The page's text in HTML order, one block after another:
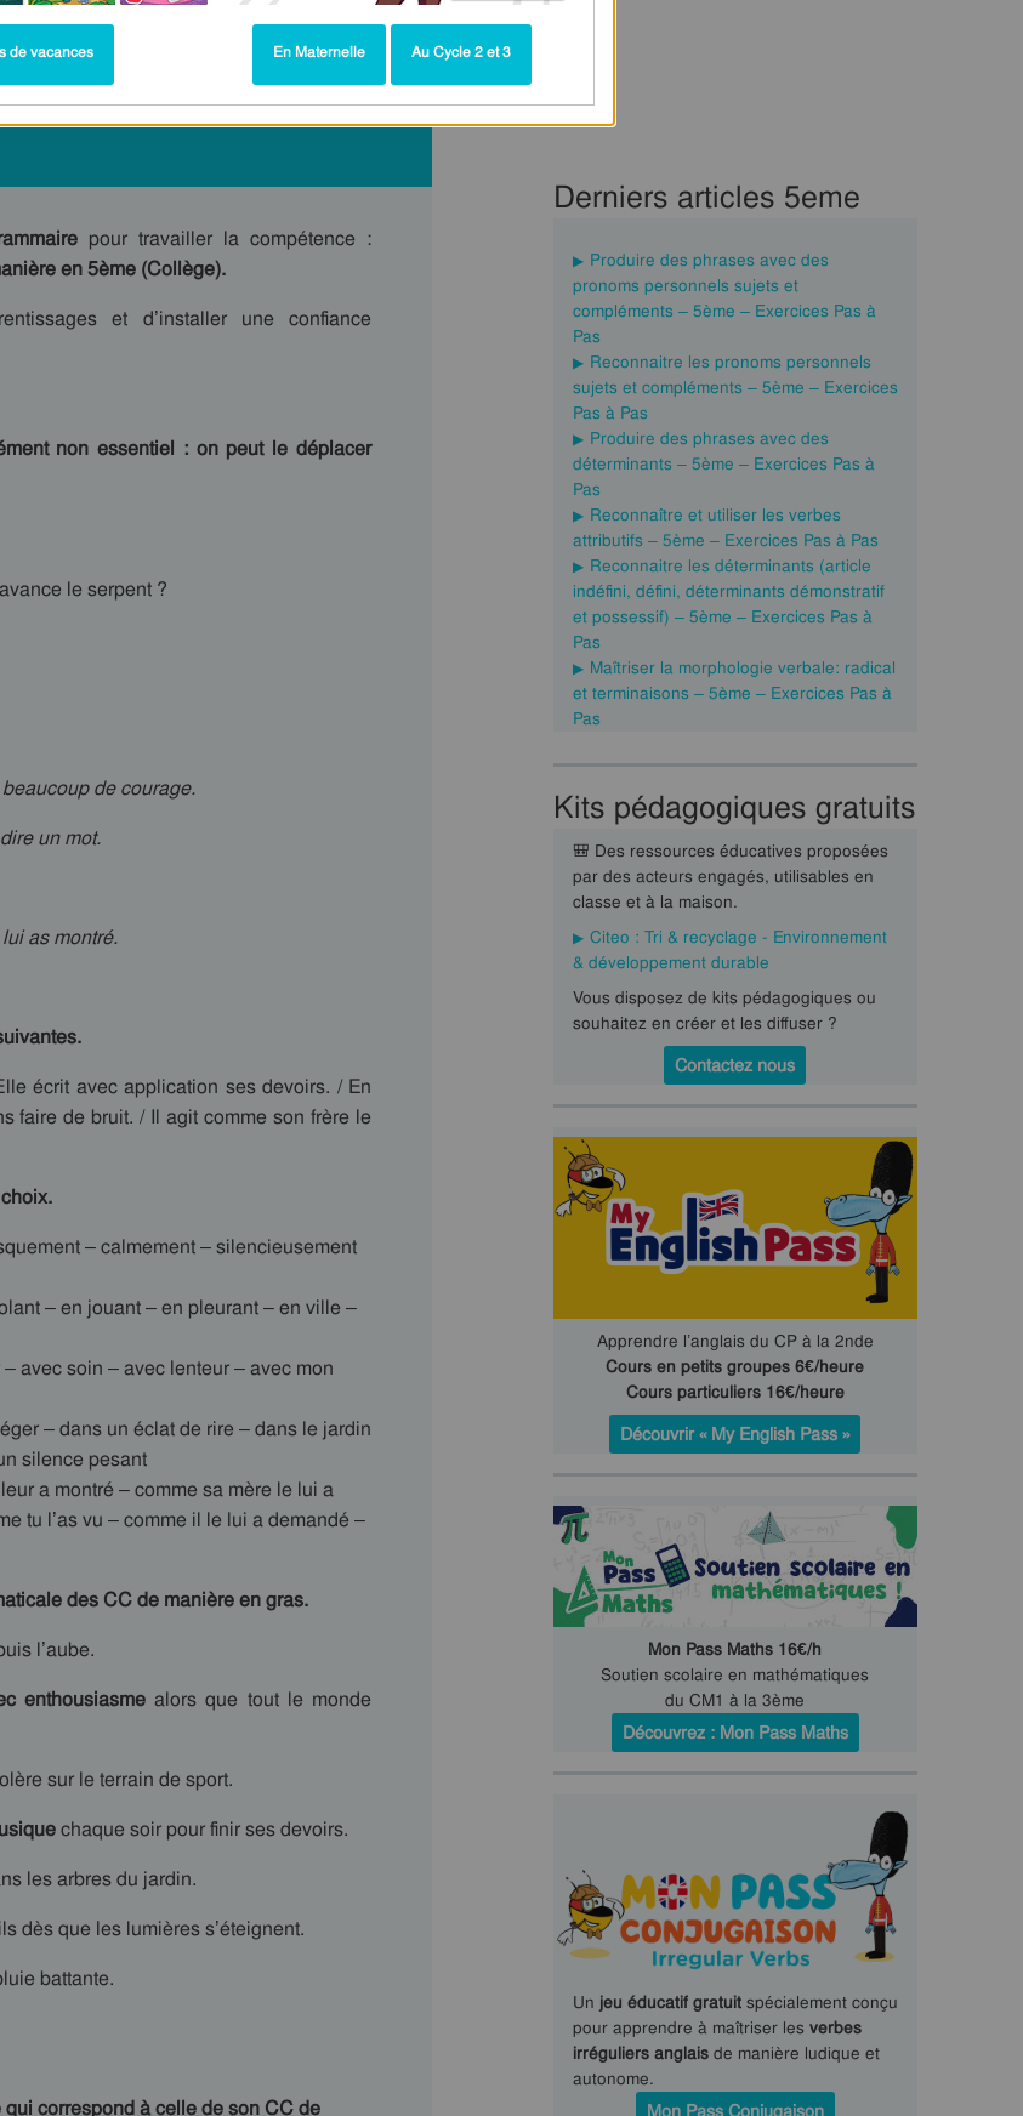
pour travailler la compétence :
en 5ème (Collège).
et d’installer une confiance
non essentiel : on peut le déplacer
le serpent ?
de courage.
un mot.
as montré.
écrit avec application ses devoirs. / En
faire de bruit. / Il agit comme son frère le
– calmement – silencieusement
– en jouant – en pleurant – en ville –
avec soin – avec lenteur – avec mon
– dans un éclat de rire – dans le jardin
silence pesant
a montré – comme sa mère le lui a
tu l’as vu – comme il le lui a demandé –
des CC de manière en gras.
l’aube.
enthousiasme alors que tout le monde
sur le terrain de sport.
chaque soir pour finir ses devoirs.
les arbres du jardin.
dès que les lumières s’éteignent.
battante.
correspond à celle de son CC de
Derniers articles 5eme
Produire des phrases avec des
pronoms personnels sujets et
compléments – 5ème – Exercices Pas à
Pas
Reconnaitre les pronoms personnels
sujets et compléments – 5ème – Exercices
Pas à Pas
Produire des phrases avec des
déterminants – 5ème – Exercices Pas à
Pas
Reconnaître et utiliser les verbes
attributifs – 5ème – Exercices Pas à Pas
Reconnaitre les déterminants (article
indéfini, défini, déterminants démonstratif
et possessif) – 5ème – Exercices Pas à
Pas
Maîtriser la morphologie verbale: radical
et terminaisons – 5ème – Exercices Pas à
Pas
Kits pédagogiques gratuits
🎒 Des ressources éducatives proposées
par des acteurs engagés, utilisables en
classe et à la maison.
Citeo : Tri & recyclage - Environnement
& développement durable
Vous disposez de kits pédagogiques ou
souhaitez en créer et les diffuser ?
Contactez nous
Apprendre l’anglais du CP à la 2nde
Cours en petits groupes 6€/heure
Cours particuliers 16€/heure
Découvrir « My English Pass »
Mon Pass Maths 16€/h
Soutien scolaire en mathématiques
du CM1 à la 3ème
Découvrez : Mon Pass Maths
Un jeu éducatif gratuitspécialement conçu
pour apprendre à maîtriser les verbes
irréguliers anglaisde manière ludique et
autonome.
Mon Pass Conjugaison
de vacances En Maternelle Au Cycle 2 et 3